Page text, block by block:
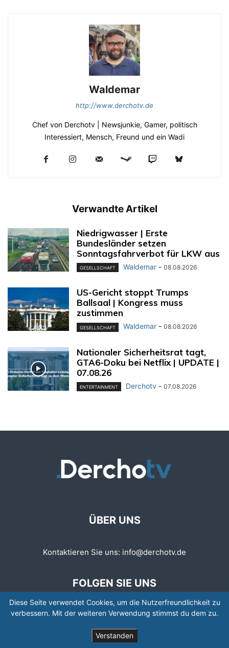
Waldemar
http://www.derchotv.de
Chef von Derchotv | Newsjunkie, Gamer, politisch
Interessiert, Mensch, Freund und ein Wadi
Verwandte Artikel
Niedrigwasser | Erste
Bundesländer setzen
Sonntagsfahrverbot für LKW aus
GESELLSCHAFT Waldemar - 08.08.2026
US-Gericht stoppt Trumps
Ballsaal | Kongress muss
zustimmen
GESELLSCHAFT Waldemar - 08.08.2026
Nationaler Sicherheitsrat tagt,
GTA6-Doku bei Netflix | UPDATE |
07.08.26
ENTERTAINMENT Derchotv - 07.08.2026
ÜBER UNS
Kontaktieren Sie uns: info@derchotv.de
FOLGEN SIE UNS
Diese Seite verwendet Cookies, um die Nutzerfreundlichkeit zu
verbessern. Mit der weiteren Verwendung stimmst du dem zu.
Verstanden